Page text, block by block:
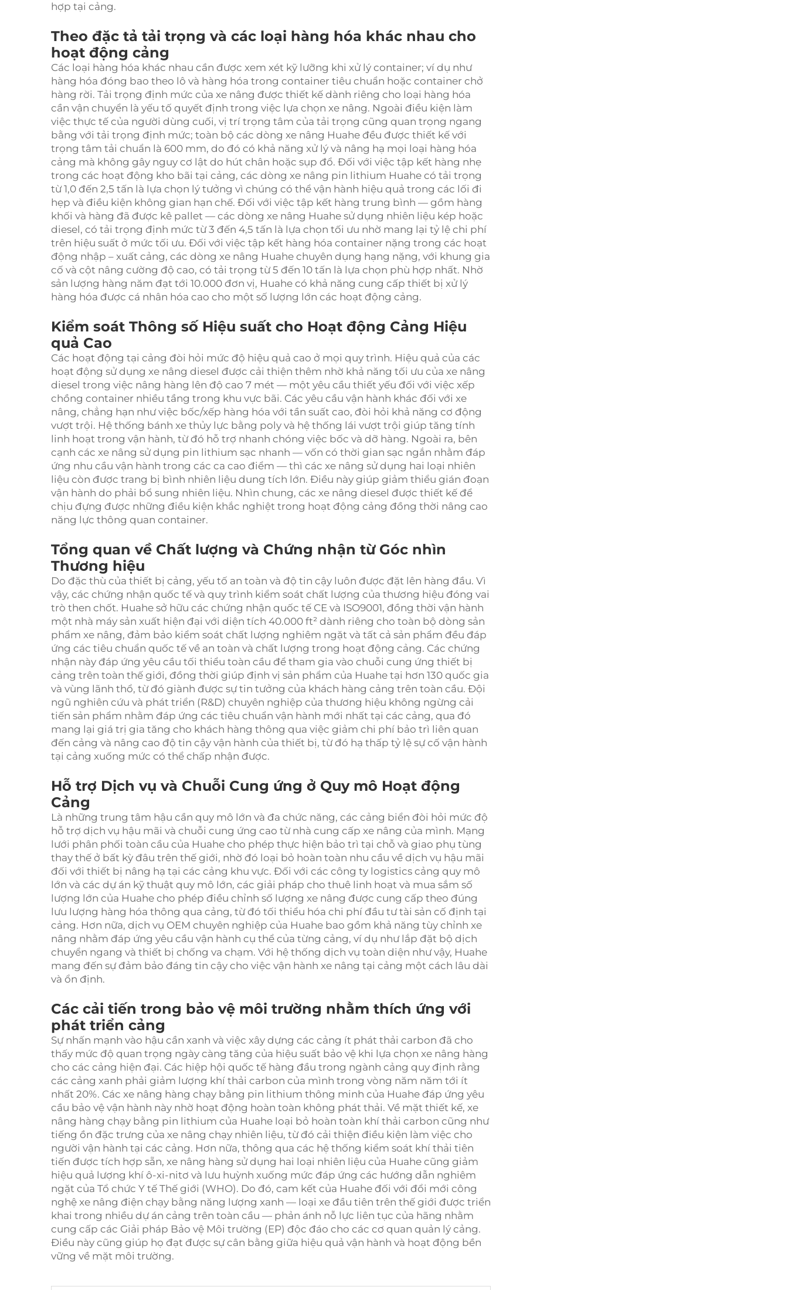
hợp tại cảng.
Theo đặc tả tải trọng và các loại hàng hóa khác nhau cho
hoạt động cảng
Các loại hàng hóa khác nhau cần được xem xét kỹ lưỡng khi xử lý container; ví dụ như
hàng hóa đóng bao theo lô và hàng hóa trong container tiêu chuẩn hoặc container chở
hàng rời. Tải trọng định mức của xe nâng được thiết kế dành riêng cho loại hàng hóa
cần vận chuyển là yếu tố quyết định trong việc lựa chọn xe nâng. Ngoài điều kiện làm
việc thực tế của người dùng cuối, vị trí trọng tâm của tải trọng cũng quan trọng ngang
bằng với tải trọng định mức; toàn bộ các dòng xe nâng Huahe đều được thiết kế với
trọng tâm tải chuẩn là 600 mm, do đó có khả năng xử lý và nâng hạ mọi loại hàng hóa
cảng mà không gây nguy cơ lật do hút chân hoặc sụp đổ. Đối với việc tập kết hàng nhẹ
trong các hoạt động kho bãi tại cảng, các dòng xe nâng pin lithium Huahe có tải trọng
từ 1,0 đến 2,5 tấn là lựa chọn lý tưởng vì chúng có thể vận hành hiệu quả trong các lối đi
hẹp và điều kiện không gian hạn chế. Đối với việc tập kết hàng trung bình — gồm hàng
khối và hàng đã được kê pallet — các dòng xe nâng Huahe sử dụng nhiên liệu kép hoặc
diesel, có tải trọng định mức từ 3 đến 4,5 tấn là lựa chọn tối ưu nhờ mang lại tỷ lệ chi phí
trên hiệu suất ở mức tối ưu. Đối với việc tập kết hàng hóa container nặng trong các hoạt
động nhập – xuất cảng, các dòng xe nâng Huahe chuyên dụng hạng nặng, với khung gia
cố và cột nâng cường độ cao, có tải trọng từ 5 đến 10 tấn là lựa chọn phù hợp nhất. Nhờ
sản lượng hàng năm đạt tới 10.000 đơn vị, Huahe có khả năng cung cấp thiết bị xử lý
hàng hóa được cá nhân hóa cao cho một số lượng lớn các hoạt động cảng.
Kiểm soát Thông số Hiệu suất cho Hoạt động Cảng Hiệu
quả Cao
Các hoạt động tại cảng đòi hỏi mức độ hiệu quả cao ở mọi quy trình. Hiệu quả của các
hoạt động sử dụng xe nâng diesel được cải thiện thêm nhờ khả năng tối ưu của xe nâng
diesel trong việc nâng hàng lên độ cao 7 mét — một yêu cầu thiết yếu đối với việc xếp
chồng container nhiều tầng trong khu vực bãi. Các yêu cầu vận hành khác đối với xe
nâng, chẳng hạn như việc bốc/xếp hàng hóa với tần suất cao, đòi hỏi khả năng cơ động
vượt trội. Hệ thống bánh xe thủy lực bằng poly và hệ thống lái vượt trội giúp tăng tính
linh hoạt trong vận hành, từ đó hỗ trợ nhanh chóng việc bốc và dỡ hàng. Ngoài ra, bên
cạnh các xe nâng sử dụng pin lithium sạc nhanh — vốn có thời gian sạc ngắn nhằm đáp
ứng nhu cầu vận hành trong các ca cao điểm — thì các xe nâng sử dụng hai loại nhiên
liệu còn được trang bị bình nhiên liệu dung tích lớn. Điều này giúp giảm thiểu gián đoạn
vận hành do phải bổ sung nhiên liệu. Nhìn chung, các xe nâng diesel được thiết kế để
chịu đựng được những điều kiện khắc nghiệt trong hoạt động cảng đồng thời nâng cao
năng lực thông quan container.
Tổng quan về Chất lượng và Chứng nhận từ Góc nhìn
Thương hiệu
Do đặc thù của thiết bị cảng, yếu tố an toàn và độ tin cậy luôn được đặt lên hàng đầu. Vì
vậy, các chứng nhận quốc tế và quy trình kiểm soát chất lượng của thương hiệu đóng vai
trò then chốt. Huahe sở hữu các chứng nhận quốc tế CE và ISO9001, đồng thời vận hành
một nhà máy sản xuất hiện đại với diện tích 40.000 ft² dành riêng cho toàn bộ dòng sản
phẩm xe nâng, đảm bảo kiểm soát chất lượng nghiêm ngặt và tất cả sản phẩm đều đáp
ứng các tiêu chuẩn quốc tế về an toàn và chất lượng trong hoạt động cảng. Các chứng
nhận này đáp ứng yêu cầu tối thiểu toàn cầu để tham gia vào chuỗi cung ứng thiết bị
cảng trên toàn thế giới, đồng thời giúp định vị sản phẩm của Huahe tại hơn 130 quốc gia
và vùng lãnh thổ, từ đó giành được sự tin tưởng của khách hàng cảng trên toàn cầu. Đội
ngũ nghiên cứu và phát triển (R&D) chuyên nghiệp của thương hiệu không ngừng cải
tiến sản phẩm nhằm đáp ứng các tiêu chuẩn vận hành mới nhất tại các cảng, qua đó
mang lại giá trị gia tăng cho khách hàng thông qua việc giảm chi phí bảo trì liên quan
đến cảng và nâng cao độ tin cậy vận hành của thiết bị, từ đó hạ thấp tỷ lệ sự cố vận hành
tại cảng xuống mức có thể chấp nhận được.
Hỗ trợ Dịch vụ và Chuỗi Cung ứng ở Quy mô Hoạt động
Cảng
Là những trung tâm hậu cần quy mô lớn và đa chức năng, các cảng biển đòi hỏi mức độ
hỗ trợ dịch vụ hậu mãi và chuỗi cung ứng cao từ nhà cung cấp xe nâng của mình. Mạng
lưới phân phối toàn cầu của Huahe cho phép thực hiện bảo trì tại chỗ và giao phụ tùng
thay thế ở bất kỳ đâu trên thế giới, nhờ đó loại bỏ hoàn toàn nhu cầu về dịch vụ hậu mãi
đối với thiết bị nâng hạ tại các cảng khu vực. Đối với các công ty logistics cảng quy mô
lớn và các dự án kỹ thuật quy mô lớn, các giải pháp cho thuê linh hoạt và mua sắm số
lượng lớn của Huahe cho phép điều chỉnh số lượng xe nâng được cung cấp theo đúng
lưu lượng hàng hóa thông qua cảng, từ đó tối thiểu hóa chi phí đầu tư tài sản cố định tại
cảng. Hơn nữa, dịch vụ OEM chuyên nghiệp của Huahe bao gồm khả năng tùy chỉnh xe
nâng nhằm đáp ứng yêu cầu vận hành cụ thể của từng cảng, ví dụ như lắp đặt bộ dịch
chuyển ngang và thiết bị chống va chạm. Với hệ thống dịch vụ toàn diện như vậy, Huahe
mang đến sự đảm bảo đáng tin cậy cho việc vận hành xe nâng tại cảng một cách lâu dài
và ổn định.
Các cải tiến trong bảo vệ môi trường nhằm thích ứng với
phát triển cảng
Sự nhấn mạnh vào hậu cần xanh và việc xây dựng các cảng ít phát thải carbon đã cho
thấy mức độ quan trọng ngày càng tăng của hiệu suất bảo vệ khi lựa chọn xe nâng hàng
cho các cảng hiện đại. Các hiệp hội quốc tế hàng đầu trong ngành cảng quy định rằng
các cảng xanh phải giảm lượng khí thải carbon của mình trong vòng năm năm tới ít
nhất 20%. Các xe nâng hàng chạy bằng pin lithium thông minh của Huahe đáp ứng yêu
cầu bảo vệ vận hành này nhờ hoạt động hoàn toàn không phát thải. Về mặt thiết kế, xe
nâng hàng chạy bằng pin lithium của Huahe loại bỏ hoàn toàn khí thải carbon cũng như
tiếng ồn đặc trưng của xe nâng chạy nhiên liệu, từ đó cải thiện điều kiện làm việc cho
người vận hành tại các cảng. Hơn nữa, thông qua các hệ thống kiểm soát khí thải tiên
tiến được tích hợp sẵn, xe nâng hàng sử dụng hai loại nhiên liệu của Huahe cũng giảm
hiệu quả lượng khí ô-xi-nitơ và lưu huỳnh xuống mức đáp ứng các hướng dẫn nghiêm
ngặt của Tổ chức Y tế Thế giới (WHO). Do đó, cam kết của Huahe đối với đổi mới công
nghệ xe nâng điện chạy bằng năng lượng xanh — loại xe đầu tiên trên thế giới được triển
khai trong nhiều dự án cảng trên toàn cầu — phản ánh nỗ lực liên tục của hãng nhằm
cung cấp các Giải pháp Bảo vệ Môi trường (EP) độc đáo cho các cơ quan quản lý cảng.
Điều này cũng giúp họ đạt được sự cân bằng giữa hiệu quả vận hành và hoạt động bền
vững về mặt môi trường.